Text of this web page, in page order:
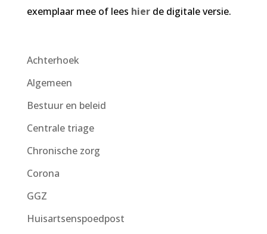
exemplaar mee of lees hierde digitale versie.
Achterhoek
Algemeen
Bestuur en beleid
Centrale triage
Chronische zorg
Corona
GGZ
Huisartsenspoedpost